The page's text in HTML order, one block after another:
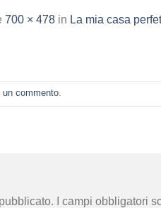
700 × 478 in La mia casa
un commento.
I campi obbligatori